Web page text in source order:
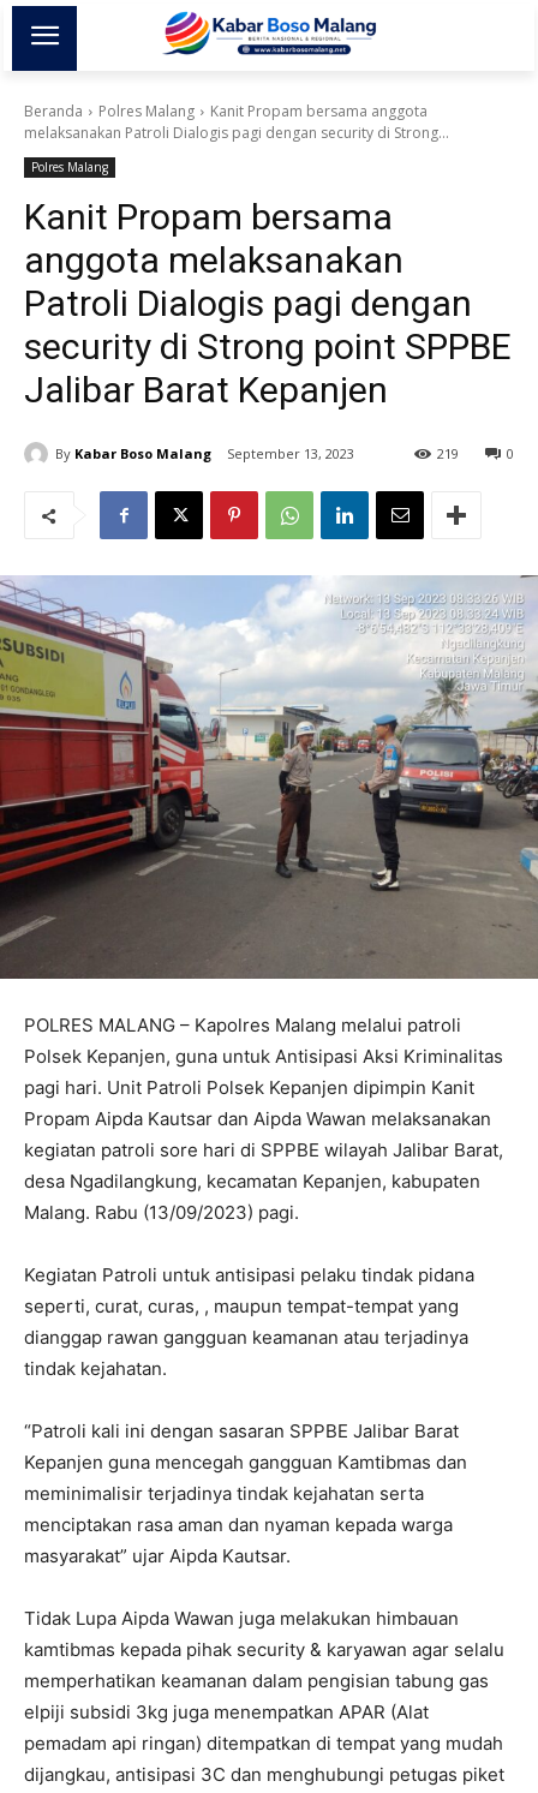
Beranda Polres Malang
Kanit Propam bersama anggota
melaksanakan Patroli Dialogis pagi dengan security di Strong...
Polres Malang
Kanit Propam bersama
anggota melaksanakan
Patroli Dialogis pagi dengan
security di Strong point SPPBE
Jalibar Barat Kepanjen
By Kabar Boso Malang September 13, 2023 0
219
POLRES MALANG – Kapolres Malang melalui patroli
Polsek Kepanjen, guna untuk Antisipasi Aksi Kriminalitas
pagi hari. Unit Patroli Polsek Kepanjen dipimpin Kanit
Propam Aipda Kautsar dan Aipda Wawan melaksanakan
kegiatan patroli sore hari di SPPBE wilayah Jalibar Barat,
desa Ngadilangkung, kecamatan Kepanjen, kabupaten
Malang. Rabu (13/09/2023) pagi.
Kegiatan Patroli untuk antisipasi pelaku tindak pidana
seperti, curat, curas, , maupun tempat-tempat yang
dianggap rawan gangguan keamanan atau terjadinya
tindak kejahatan.
“Patroli kali ini dengan sasaran SPPBE Jalibar Barat
Kepanjen guna mencegah gangguan Kamtibmas dan
meminimalisir terjadinya tindak kejahatan serta
menciptakan rasa aman dan nyaman kepada warga
masyarakat” ujar Aipda Kautsar.
Tidak Lupa Aipda Wawan juga melakukan himbauan
kamtibmas kepada pihak security & karyawan agar selalu
memperhatikan keamanan dalam pengisian tabung gas
elpiji subsidi 3kg juga menempatkan APAR (Alat
pemadam api ringan) ditempatkan di tempat yang mudah
dijangkau, antisipasi 3C dan menghubungi petugas piket